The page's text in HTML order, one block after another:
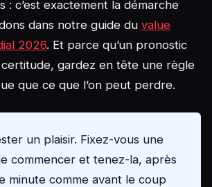
: c’est exactement la démarche
dans notre guide du value
2026. Et parce qu’un pronostic
certitude, gardez en tête une règle
que ce que l’on peut perdre.
un plaisir. Fixez-vous une
commencer et tenez-la, après
minute comme avant le coup